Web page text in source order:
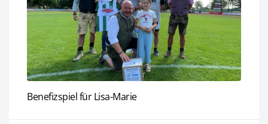
Benefizspiel für Lisa-Marie